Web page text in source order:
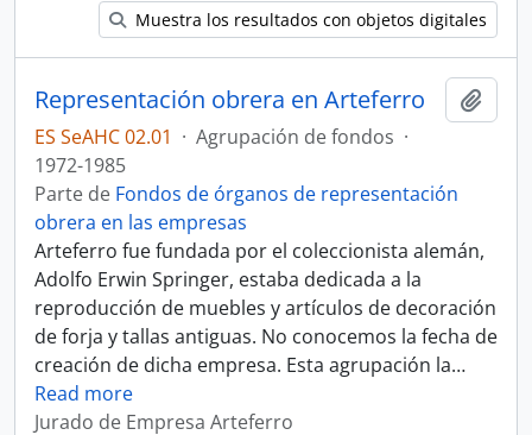
Muestra los resultados con objetos digitales
Representación obrera en Arteferro
ES SeAHC 02.01 · Agrupación de fondos ·
1972-1985
Parte de Fondos de órganos de representación
obrera en las empresas
Arteferro fue fundada por el coleccionista alemán,
Adolfo Erwin Springer, estaba dedicada a la
reproducción de muebles y artículos de decoración
de forja y tallas antiguas. No conocemos la fecha de
creación de dicha empresa. Esta agrupación la…
Read more
Jurado de Empresa Arteferro